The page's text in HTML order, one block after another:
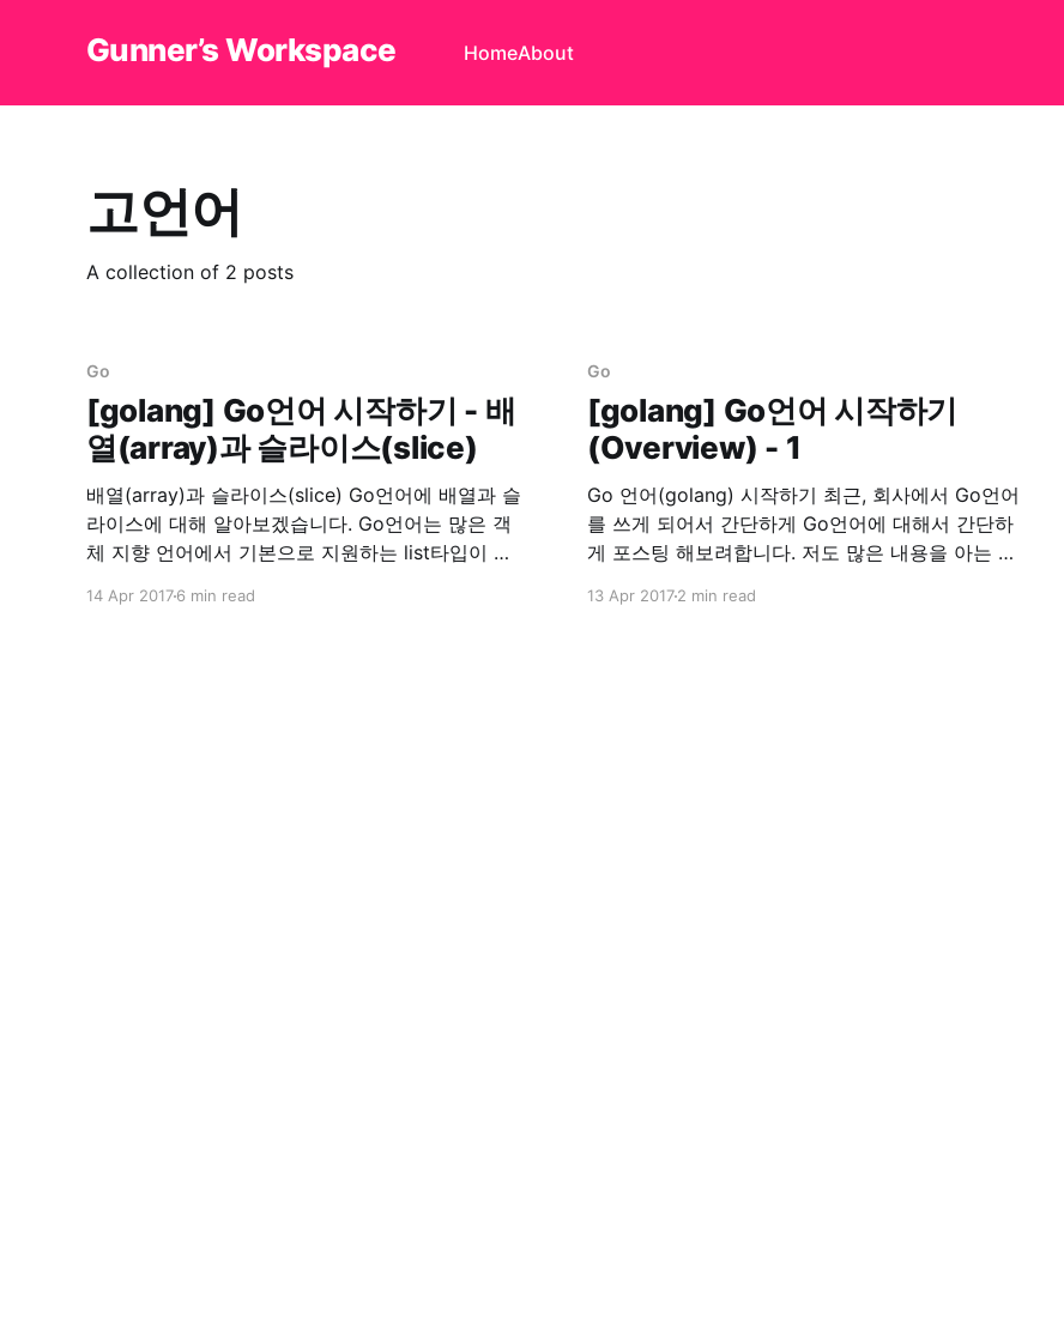
Gunner’s Workspace HomeAbout
고언어
A collection of 2 posts
Go
[golang] Go언어 시작하기 - 배
열(array)과 슬라이스(slice)
배열(array)과 슬라이스(slice) Go언어에 배열과 슬
라이스에 대해 알아보겠습니다. Go언어는 많은 객
체 지향 언어에서 기본으로 지원하는 list타입이 없
는 법은 먼저 배열의 길이를 선언하고, 타입(type)
14 Apr 20176 min read
Go
[golang] Go언어 시작하기
(Overview) - 1
Go 언어(golang) 시작하기 최근, 회사에서 Go언어
를 쓰게 되어서 간단하게 Go언어에 대해서 간단하
게 포스팅 해보려합니다. 저도 많은 내용을 아는 것
리차원에서 적어두는 것이나, Go언어를 잘 모르시
13 Apr 20172 min read